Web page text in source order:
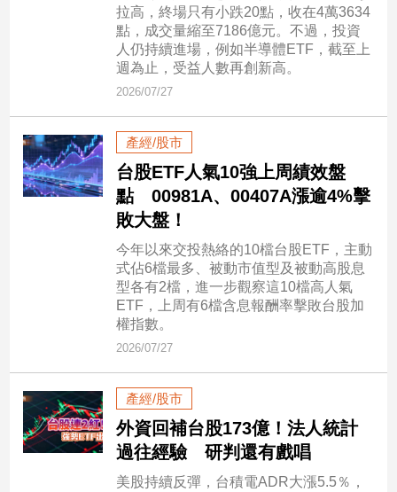
／
文
創
／
電
動
寵
物
Pet
拉高，終場只有小跌20點，收在4萬3634
點，成交量縮至7186億元。不過，投資
人仍持續進場，例如半導體ETF，截至上
週為止，受益人數再創新高。
2026/07/27
產經/股市
台股ETF人氣10強上周績效盤
點 00981A、00407A漲逾4%擊
敗大盤！
今年以來交投熱絡的10檔台股ETF，主動
式佔6檔最多、被動市值型及被動高股息
型各有2檔，進一步觀察這10檔高人氣
ETF，上周有6檔含息報酬率擊敗台股加
權指數。
2026/07/27
產經/股市
外資回補台股173億！法人統計
過往經驗 研判還有戲唱
美股持續反彈，台積電ADR大漲5.5％，